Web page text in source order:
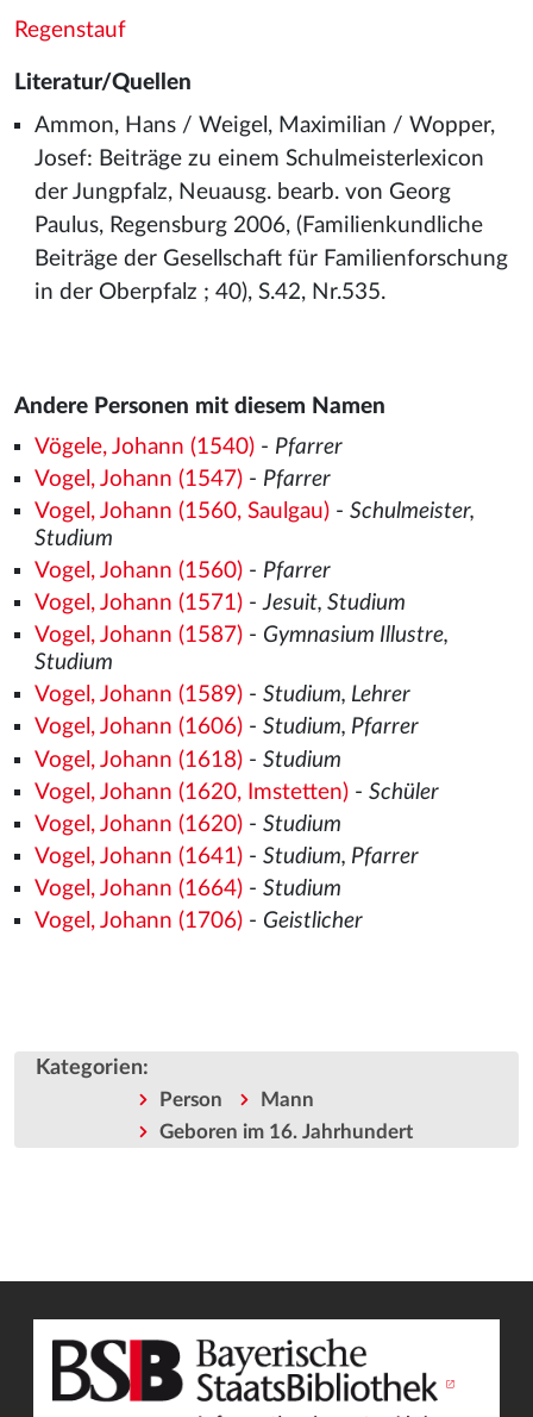
Regenstauf
Literatur/Quellen
Ammon, Hans / Weigel, Maximilian / Wopper,
Josef: Beiträge zu einem Schulmeisterlexicon
der Jungpfalz, Neuausg. bearb. von Georg
Paulus, Regensburg 2006, (Familienkundliche
Beiträge der Gesellschaft für Familienforschung
in der Oberpfalz ; 40), S.42, Nr.535.
Andere Personen mit diesem Namen
Vögele, Johann (1540)- Pfarrer
Vogel, Johann (1547)- Pfarrer
Vogel, Johann (1560, Saulgau)- Schulmeister,
Studium
Vogel, Johann (1560)- Pfarrer
Vogel, Johann (1571)-Jesuit, Studium
Vogel, Johann (1587)- Gymnasium Illustre,
Studium
Vogel, Johann (1589)- Studium, Lehrer
Vogel, Johann (1606)- Studium, Pfarrer
Vogel, Johann (1618)- Studium
Vogel, Johann (1620, Imstetten)- Schüler
Vogel, Johann (1620)- Studium
Vogel, Johann (1641)- Studium, Pfarrer
Vogel, Johann (1664)- Studium
Vogel, Johann (1706)- Geistlicher
Kategorien:
Person
Mann
Geboren im 16. Jahrhundert